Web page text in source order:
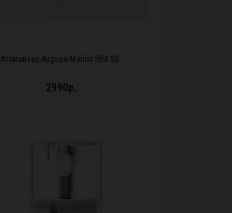
Атомайзер Auguse Mohist RBA SS
2990р.